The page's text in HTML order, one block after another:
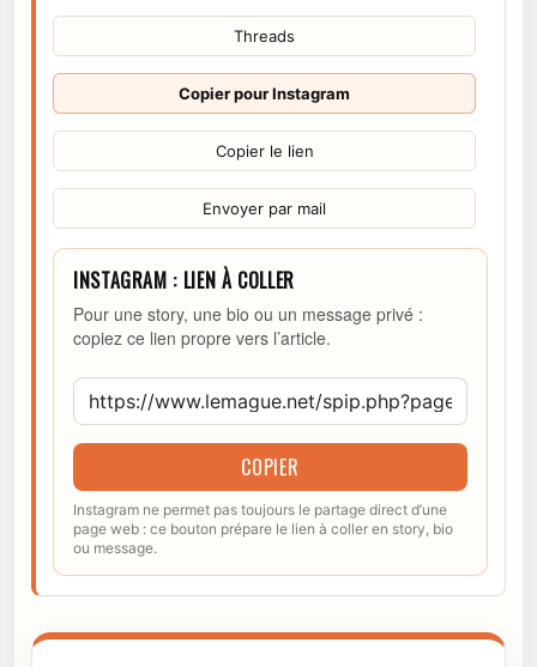
Threads
Copier pour Instagram
Copier le lien
Envoyer par mail
INSTAGRAM : LIEN À COLLER
Pour une story, une bio ou un message privé :
copiez ce lien propre vers l’article.
COPIER
Instagram ne permet pas toujours le partage direct d’une
page web : ce bouton prépare le lien à coller en story, bio
ou message.